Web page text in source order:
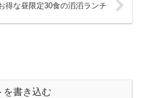
得な昼限定30食の滔滔ランチ
を書き込む